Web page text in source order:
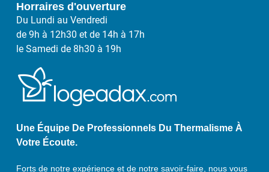
Une Équipe De Professionnels Du Thermalisme À
Votre Écoute.
Forts de notre expérience et de notre savoir-faire, nous vous
Horraires d'ouverture
Du Lundi au Vendredi
de 9h à 12h30 et de 14h à 17h
le Samedi de 8h30 à 19h